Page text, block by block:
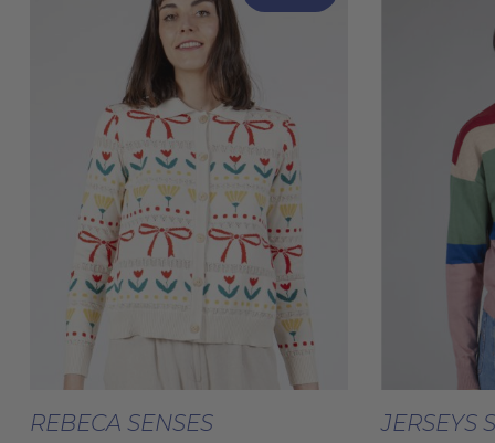
Seleccionar Opciones
producto
tiene
REBECA SENSES JERSEYS